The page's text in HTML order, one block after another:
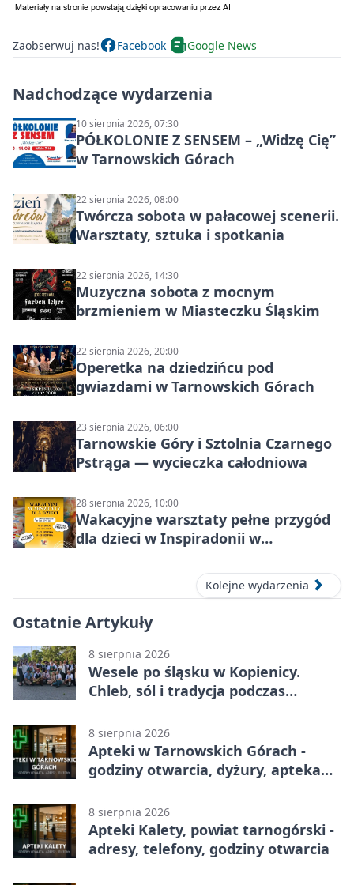
Zaobserwuj nas! Facebook Google News
Nadchodzące wydarzenia
10 sierpnia 2026, 07:30
PÓŁKOLONIE Z SENSEM – „Widzę Cię”
w Tarnowskich Górach
22 sierpnia 2026, 08:00
Twórcza sobota w pałacowej scenerii.
Warsztaty, sztuka i spotkania
22 sierpnia 2026, 14:30
Muzyczna sobota z mocnym
brzmieniem w Miasteczku Śląskim
22 sierpnia 2026, 20:00
Operetka na dziedzińcu pod
gwiazdami w Tarnowskich Górach
23 sierpnia 2026, 06:00
Tarnowskie Góry i Sztolnia Czarnego
Pstrąga — wycieczka całodniowa
28 sierpnia 2026, 10:00
Wakacyjne warsztaty pełne przygód
dla dzieci w Inspiradonii w
Kolejne wydarzenia
Ostatnie Artykuły
8 sierpnia 2026
Wesele po śląsku w Kopienicy.
Chleb, sól i tradycja podczas
8 sierpnia 2026
Apteki w Tarnowskich Górach -
godziny otwarcia, dyżury, apteka
8 sierpnia 2026
Apteki Kalety, powiat tarnogórski -
adresy, telefony, godziny otwarcia